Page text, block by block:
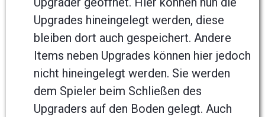
Upgrades hineingelegt werden, diese
bleiben dort auch gespeichert. Andere
Items neben Upgrades können hier jedoch
nicht hineingelegt werden. Sie werden
dem Spieler beim Schließen des
Upgraders auf den Boden gelegt. Auch